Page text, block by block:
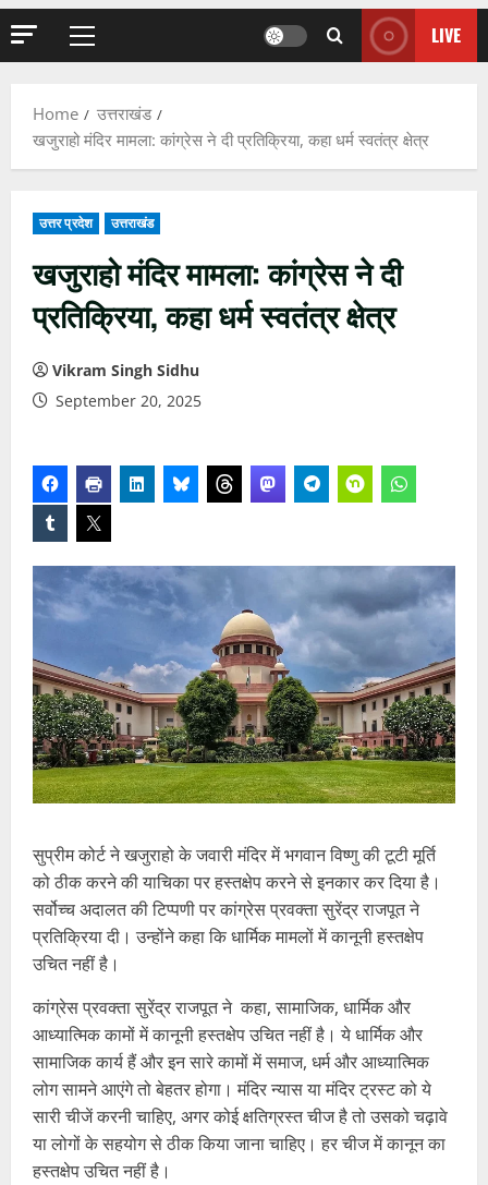
Primary
LIVE
Home
उत्तराखंड
खजुराहो मंदिर मामला: कांग्रेस ने दी प्रतिक्रिया, कहा धर्म स्वतंत्र क्षेत्र
उत्तर प्रदेश उत्तराखंड
खजुराहो मंदिर मामला: कांग्रेस ने दी
प्रतिक्रिया, कहा धर्म स्वतंत्र क्षेत्र
Vikram Singh Sidhu
September 20, 2025
सुप्रीम कोर्ट ने खजुराहो के जवारी मंदिर में भगवान विष्णु की टूटी मूर्ति
को ठीक करने की याचिका पर हस्तक्षेप करने से इनकार कर दिया है।
सर्वोच्च अदालत की टिप्पणी पर कांग्रेस प्रवक्ता सुरेंद्र राजपूत ने
प्रतिक्रिया दी। उन्होंने कहा कि धार्मिक मामलों में कानूनी हस्तक्षेप
उचित नहीं है।
कांग्रेस प्रवक्ता सुरेंद्र राजपूत ने कहा, सामाजिक, धार्मिक और
आध्यात्मिक कामों में कानूनी हस्तक्षेप उचित नहीं है। ये धार्मिक और
सामाजिक कार्य हैं और इन सारे कामों में समाज, धर्म और आध्यात्मिक
लोग सामने आएंगे तो बेहतर होगा। मंदिर न्यास या मंदिर ट्रस्ट को ये
सारी चीजें करनी चाहिए, अगर कोई क्षतिग्रस्त चीज है तो उसको चढ़ावे
या लोगों के सहयोग से ठीक किया जाना चाहिए। हर चीज में कानून का
हस्तक्षेप उचित नहीं है।